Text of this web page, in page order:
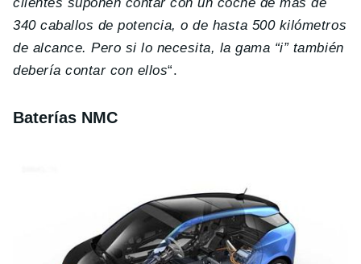
340 caballos de potencia, o de hasta 500 kilómetros
de alcance. Pero si lo necesita, la gama “i” también
debería contar con ellos“.
Baterías NMC